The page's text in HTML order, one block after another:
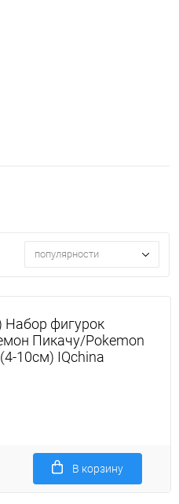
популярности
фигурок
Пикачу/Pokemon
10см) IQchina
В корзину